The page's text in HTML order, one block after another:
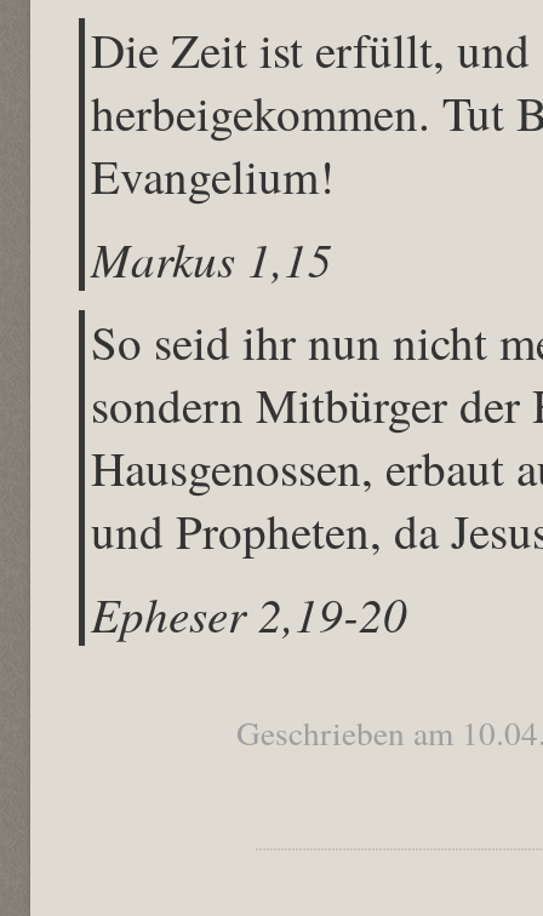
Die Zeit ist erfüllt, und
herbeigekommen. Tut
Evangelium!
Markus 1,15
So seid ihr nun nicht
sondern Mitbürger der
Hausgenossen, erbaut
und Propheten, da
Epheser 2,19-20
Geschrieben am